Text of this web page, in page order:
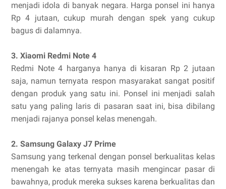
menjadi idola di banyak negara. Harga ponsel ini hanya
Rp 4 jutaan, cukup murah dengan spek yang cukup
bagus di dalamnya.
3. Xiaomi Redmi Note 4
Redmi Note 4 harganya hanya di kisaran Rp 2 jutaan
saja, namun ternyata respon masyarakat sangat positif
dengan produk yang satu ini. Ponsel ini menjadi salah
satu yang paling laris di pasaran saat ini, bisa dibilang
menjadi rajanya ponsel kelas menengah.
2. Samsung Galaxy J7 Prime
Samsung yang terkenal dengan ponsel berkualitas kelas
menengah ke atas ternyata masih mengincar pasar di
bawahnya, produk mereka sukses karena berkualitas dan